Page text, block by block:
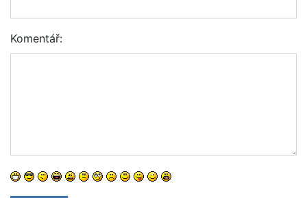
Komentář: